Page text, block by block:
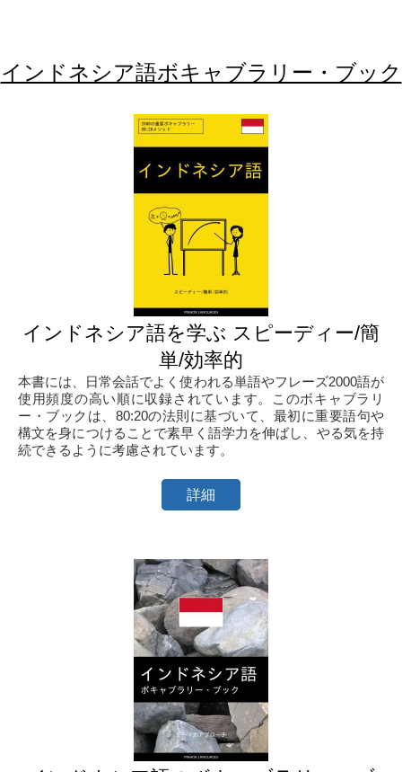
インドネシア語ボキャブラリー・ブック
インドネシア語を学ぶ スピーディー/簡
単/効率的
本書には、日常会話でよく使われる単語やフレーズ2000語が
使用頻度の高い順に収録されています。このボキャブラリ
ー・ブックは、80:20の法則に基づいて、最初に重要語句や
構文を身につけることで素早く語学力を伸ばし、やる気を持
続できるように考慮されています。
詳細